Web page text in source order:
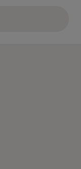
cui sopra